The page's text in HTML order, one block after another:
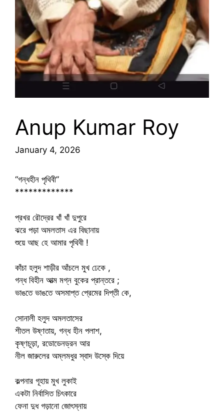
Anup Kumar Roy
January 4, 2026
“গন্ধহীন পৃথিবী”
*************
প্রখর রৌদ্রের খাঁ খাঁ দুপুরে
ঝরে পড়া অমলতাস এর বিছানায়
শুয়ে আছ হে আমার পৃথিবী !
কাঁচা হলুদ শাড়ীর আঁচলে মুখ ঢেকে ,
গন্ধ বিহীন আত্ম মগ্ন বুকের প্রান্তরে ;
ভাঙতে ভাঙতে অসমাপ্ত প্রেমের দিপ্তী কে,
সোনালী হলুদ অমলতাসের
শীতল উষ্ণতায়, গন্ধ হীন পলাশ,
কৃষ্ণচূড়া, রডোডেনড্রন আর
নীল জারুলের অম্লমধুর স্বাদ উস্কে দিয়ে
কল্পনার গূহায় মুখ লুকাই
একটা নির্বাসিত চিৎকারে
ফেনা দুধ গড়ানো জোৎস্নায়